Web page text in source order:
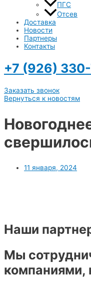
ПГС
Отсев
Доставка
Новости
Партнеры
Контакты
+7 (926)
Заказать звонок
Вернуться к новостям
11 января, 2024
Наши
Мы
компаниями,